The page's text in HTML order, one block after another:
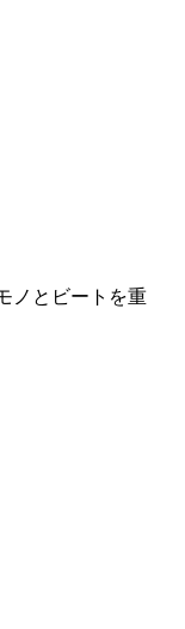
ノとビートを重